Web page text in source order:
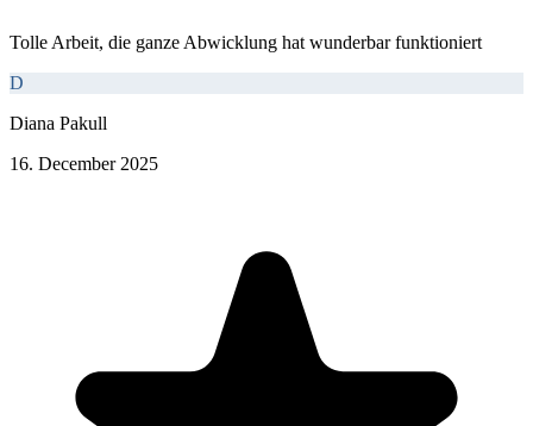
Tolle Arbeit, die ganze Abwicklung hat wunderbar funktioniert
D
Diana Pakull
16. December 2025